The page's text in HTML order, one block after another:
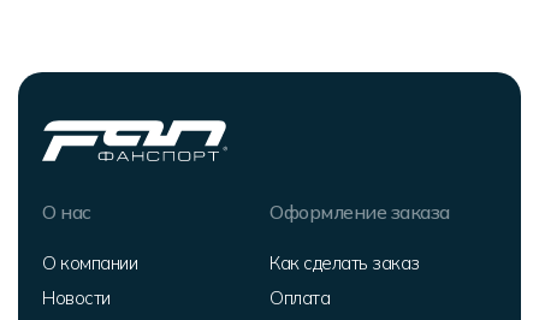
О нас
О компании
Новости
Оформление заказа
Как сделать заказ
Оплата